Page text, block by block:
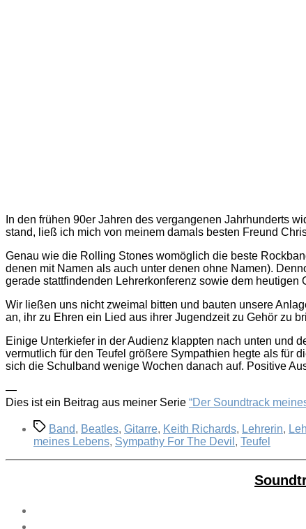
In den frühen 90er Jahren des vergangenen Jahrhunderts
stand, ließ ich mich von meinem damals besten Freund
Genau wie die Rolling Stones womöglich die beste
denen mit Namen als auch unter denen ohne Namen).
gerade stattfindenden Lehrerkonferenz sowie dem
Wir ließen uns nicht zweimal bitten und bauten unsere
an, ihr zu Ehren ein Lied aus ihrer Jugendzeit zu Gehör zu
Einige Unterkiefer in der Audienz klappten nach unten und
vermutlich für den Teufel größere Sympathien hegte als für
sich die Schulband wenige Wochen danach auf. Positive
—
Dies ist ein Beitrag aus meiner Serie “Der Soundtrack
Schlagwörter
Band, Beatles, Gitarre, Keith Richards, Lehrerin,
meines Lebens, Sympathy For The Devil , Teufel